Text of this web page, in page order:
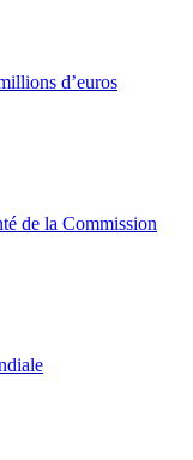
d’euros
de la Commission